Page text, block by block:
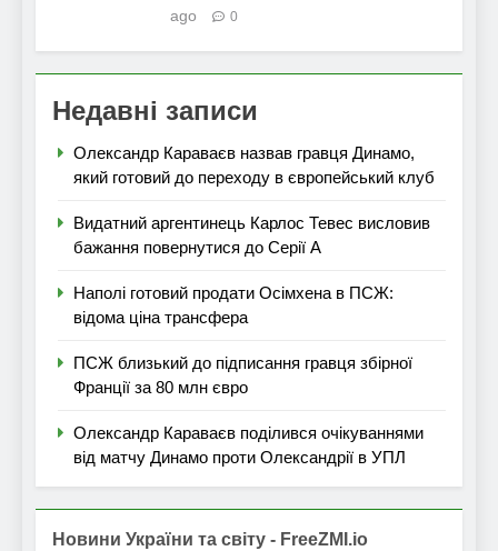
ago
0
Недавні записи
Олександр Караваєв назвав гравця Динамо,
який готовий до переходу в європейський клуб
Видатний аргентинець Карлос Тевес висловив
бажання повернутися до Серії А
Наполі готовий продати Осімхена в ПСЖ:
відома ціна трансфера
ПСЖ близький до підписання гравця збірної
Франції за 80 млн євро
Олександр Караваєв поділився очікуваннями
від матчу Динамо проти Олександрії в УПЛ
Новини України та світу - FreeZMI.io